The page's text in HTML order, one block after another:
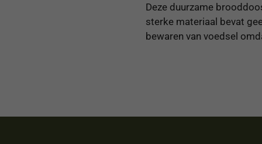
Deze duurzame
sterke materiaal bevat
bewaren van voedsel